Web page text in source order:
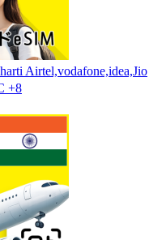
Airtel,vodafone,idea,Jio
+8